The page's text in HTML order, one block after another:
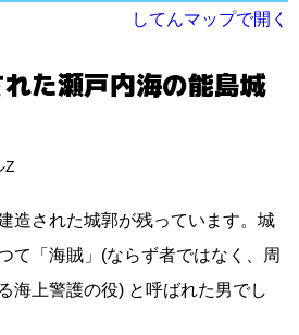
してんマップで開く
た瀬戸内海の能島城
Z
造された城郭が残っています。城
て「海賊」(ならず者ではなく、周
海上警護の役) と呼ばれた男でし